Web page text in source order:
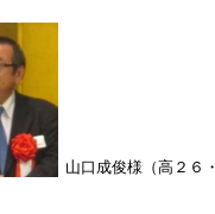
山口成俊様（高２６